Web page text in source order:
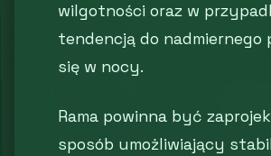
wilgotności oraz w
tendencją do nadmiernego
się w nocy.
Rama powinna być
sposób umożliwiający